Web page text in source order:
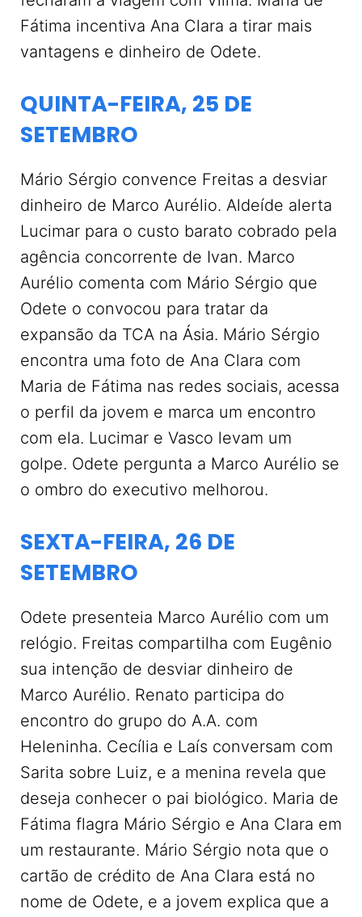
Fátima incentiva Ana Clara a tirar mais
vantagens e dinheiro de Odete.
QUINTA-FEIRA, 25 DE
SETEMBRO
Mário Sérgio convence Freitas a desviar
dinheiro de Marco Aurélio. Aldeíde alerta
Lucimar para o custo barato cobrado pela
agência concorrente de Ivan. Marco
Aurélio comenta com Mário Sérgio que
Odete o convocou para tratar da
expansão da TCA na Ásia. Mário Sérgio
encontra uma foto de Ana Clara com
Maria de Fátima nas redes sociais, acessa
o perfil da jovem e marca um encontro
com ela. Lucimar e Vasco levam um
golpe. Odete pergunta a Marco Aurélio se
o ombro do executivo melhorou.
SEXTA-FEIRA, 26 DE
SETEMBRO
Odete presenteia Marco Aurélio com um
relógio. Freitas compartilha com Eugênio
sua intenção de desviar dinheiro de
Marco Aurélio. Renato participa do
encontro do grupo do A.A. com
Heleninha. Cecília e Laís conversam com
Sarita sobre Luiz, e a menina revela que
deseja conhecer o pai biológico. Maria de
Fátima flagra Mário Sérgio e Ana Clara em
um restaurante. Mário Sérgio nota que o
cartão de crédito de Ana Clara está no
nome de Odete, e a jovem explica que a